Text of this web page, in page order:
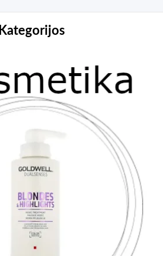
Kategorijos